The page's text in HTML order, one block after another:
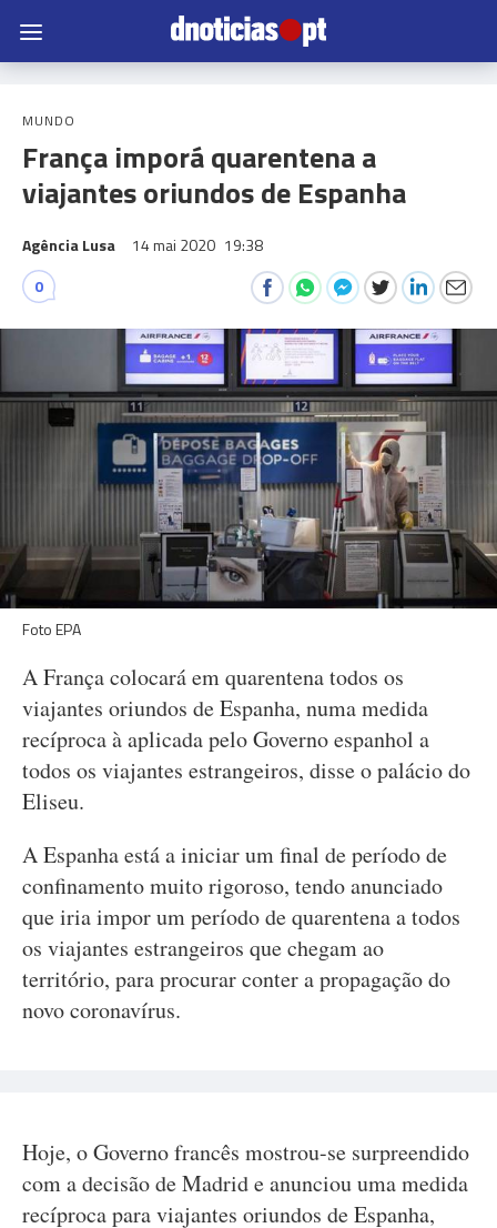
MUNDO
França imporá quarentena a
viajantes oriundos de Espanha
Agência Lusa 14 mai 2020 19:38
0
Foto EPA
A França colocará em quarentena todos os
viajantes oriundos de Espanha, numa medida
recíproca à aplicada pelo Governo espanhol a
todos os viajantes estrangeiros, disse o palácio do
Eliseu.
A Espanha está a iniciar um final de período de
confinamento muito rigoroso, tendo anunciado
que iria impor um período de quarentena a todos
os viajantes estrangeiros que chegam ao
território, para procurar conter a propagação do
novo coronavírus.
Hoje, o Governo francês mostrou-se surpreendido
com a decisão de Madrid e anunciou uma medida
recíproca para viajantes oriundos de Espanha,